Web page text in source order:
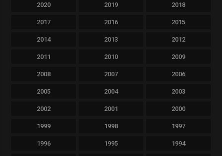
2020 2019 2018
2017 2016 2015
2014 2013 2012
2011 2010 2009
2008 2007 2006
2005 2004 2003
2002 2001 2000
1999 1998 1997
1996 1995 1994